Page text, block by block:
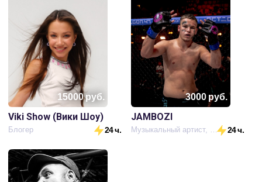
15000руб.
Viki Show (Вики Шоу)
Блогер 24 ч.
3000руб.
JAMBOZI
Музыкальный артист, боец кулачных боёв,блоггер 24 ч.